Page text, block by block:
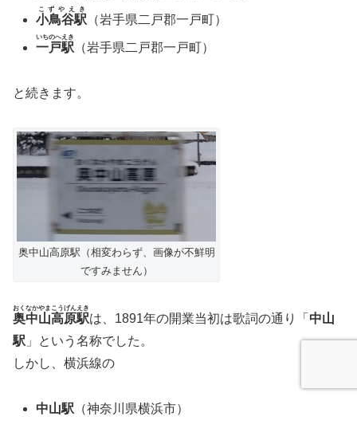
小鳥谷駅
こずやえき
（岩手県二戸郡一戸町）
一戸駅
いちのへえき
（岩手県二戸郡一戸町）
と続きます。
奥中山高原駅（相変わらず、画像が不鮮明
ですみません）
奥中山高原駅
おくなかやまこうげんえき
は、1891年の開業当初は歌詞の通り「 中山
駅 」という名称でした。
しかし、横浜線の
中山駅 （神奈川県横浜市）